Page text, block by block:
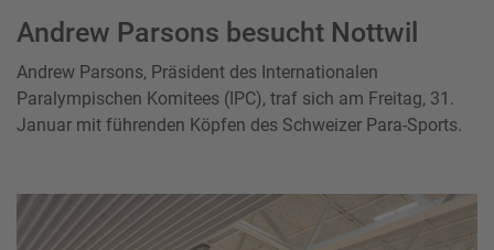
Andrew Parsons besucht Nottwil
Andrew Parsons, Präsident des Internationalen
Paralympischen Komitees (IPC), traf sich am Freitag, 31.
Januar mit führenden Köpfen des Schweizer Para-Sports.